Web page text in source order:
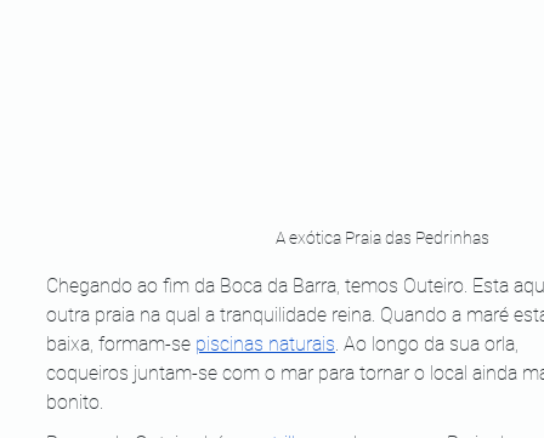
A exótica Praia das Pedrinhas
Chegando ao fim da Boca da Barra, temos Outeiro. Esta
outra praia na qual a tranquilidade reina. Quando a maré
baixa, formam-se piscinas naturais. Ao longo da sua orla,
coqueiros juntam-se com o mar para tornar o local ainda
bonito.